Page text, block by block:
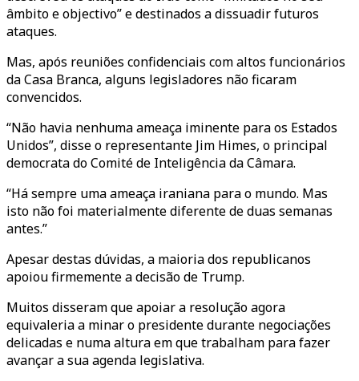
âmbito e objectivo” e destinados a dissuadir futuros
ataques.
Mas, após reuniões confidenciais com altos funcionários
da Casa Branca, alguns legisladores não ficaram
convencidos.
“Não havia nenhuma ameaça iminente para os Estados
Unidos”, disse o representante Jim Himes, o principal
democrata do Comité de Inteligência da Câmara.
“Há sempre uma ameaça iraniana para o mundo. Mas
isto não foi materialmente diferente de duas semanas
antes.”
Apesar destas dúvidas, a maioria dos republicanos
apoiou firmemente a decisão de Trump.
Muitos disseram que apoiar a resolução agora
equivaleria a minar o presidente durante negociações
delicadas e numa altura em que trabalham para fazer
avançar a sua agenda legislativa.